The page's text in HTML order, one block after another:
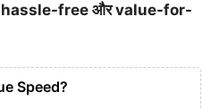
hassle-free और value-for-
Speed?